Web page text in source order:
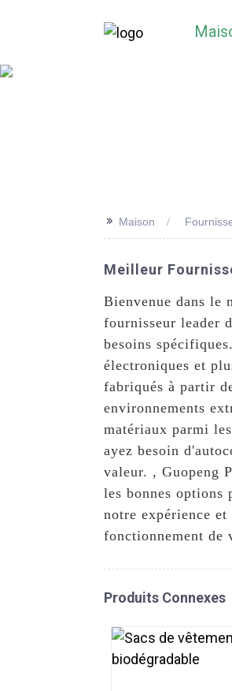
>> Maison
Meilleur
Bienvenue dans le
fournisseur leader
besoins
électroniques et
fabriqués à partir
environnements
matériaux parmi
ayez besoin
valeur. , Guopeng
les bonnes options
notre expérience
fonctionnement de
Produits Connexes